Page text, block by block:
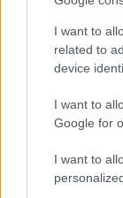
I want to
related to
device
I want to
Google for
I want to
Sci alpinismo:
Marco Tessari · 29
PIÙ LETTI